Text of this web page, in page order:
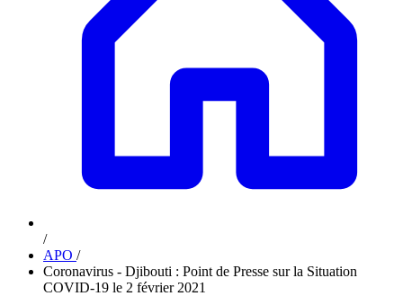
/
APO /
Coronavirus - Djibouti : Point de Presse sur la Situation
COVID-19 le 2 février 2021